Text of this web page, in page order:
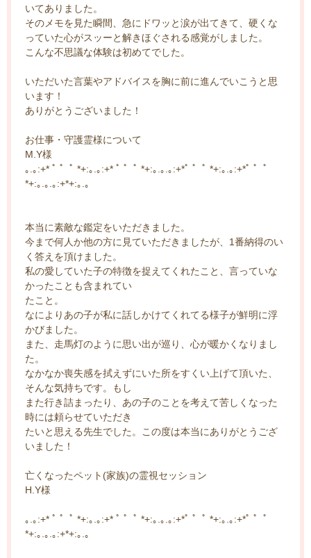
いてありました。
そのメモを見た瞬間、急にドワッと涙が出てきて、硬くな
っていた心がスッーと解きほぐされる感覚がしました。
こんな不思議な体験は初めてでした。
いただいた言葉やアドバイスを胸に前に進んでいこうと思
います！
ありがとうございました！
お仕事・守護霊様について
M.Y様
｡.｡:+* ﾟ ゜ﾟ *+:｡.｡:+* ﾟ ゜ﾟ *+:｡.｡.｡:+*ﾟ ゜ﾟ *+:｡.｡:+*ﾟ ゜ﾟ
*+:｡.｡.｡:+*+:｡.｡
本当に素敵な鑑定をいただきました。
今まで何人か他の方に見ていただきましたが、1番納得のい
く答えを頂けました。
私の愛していた子の特徴を捉えてくれたこと、言っていな
かったことも含まれてい
たこと。
なによりあの子が私に話しかけてくれてる様子が鮮明に浮
かびました。
また、走馬灯のように思い出が巡り、心が暖かくなりまし
た。
なかなか喪失感を拭えずにいた所をすくい上げて頂いた、
そんな気持ちです。もし
また行き詰まったり、あの子のことを考えて苦しくなった
時には頼らせていただき
たいと思える先生でした。この度は本当にありがとうござ
いました！
亡くなったペット(家族)の霊視セッション
H.Y様
｡.｡:+* ﾟ ゜ﾟ *+:｡.｡:+* ﾟ ゜ﾟ *+:｡.｡.｡:+*ﾟ ゜ﾟ *+:｡.｡:+*ﾟ ゜ﾟ
*+:｡.｡.｡:+*+:｡.｡